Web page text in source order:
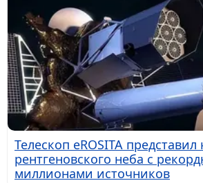
Телескоп eROSITA представил
рентгеновского неба с
миллионами источников